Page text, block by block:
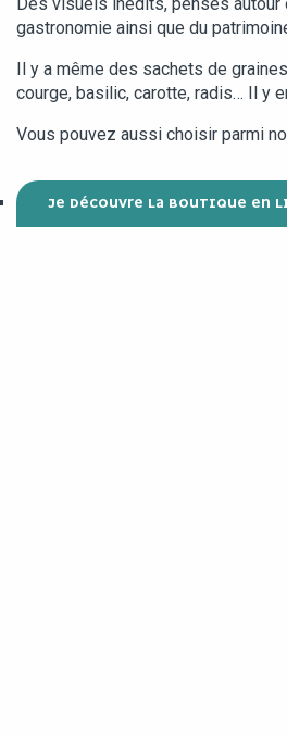
gastronomie ainsi que du
Il y a même des sachets de
courge, basilic, carotte, radis… Il y
Vous pouvez aussi choisir parmi
JE DÉCOUVRE LA BOUTIQUE EN